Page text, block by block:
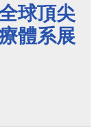
球頂尖
體系展